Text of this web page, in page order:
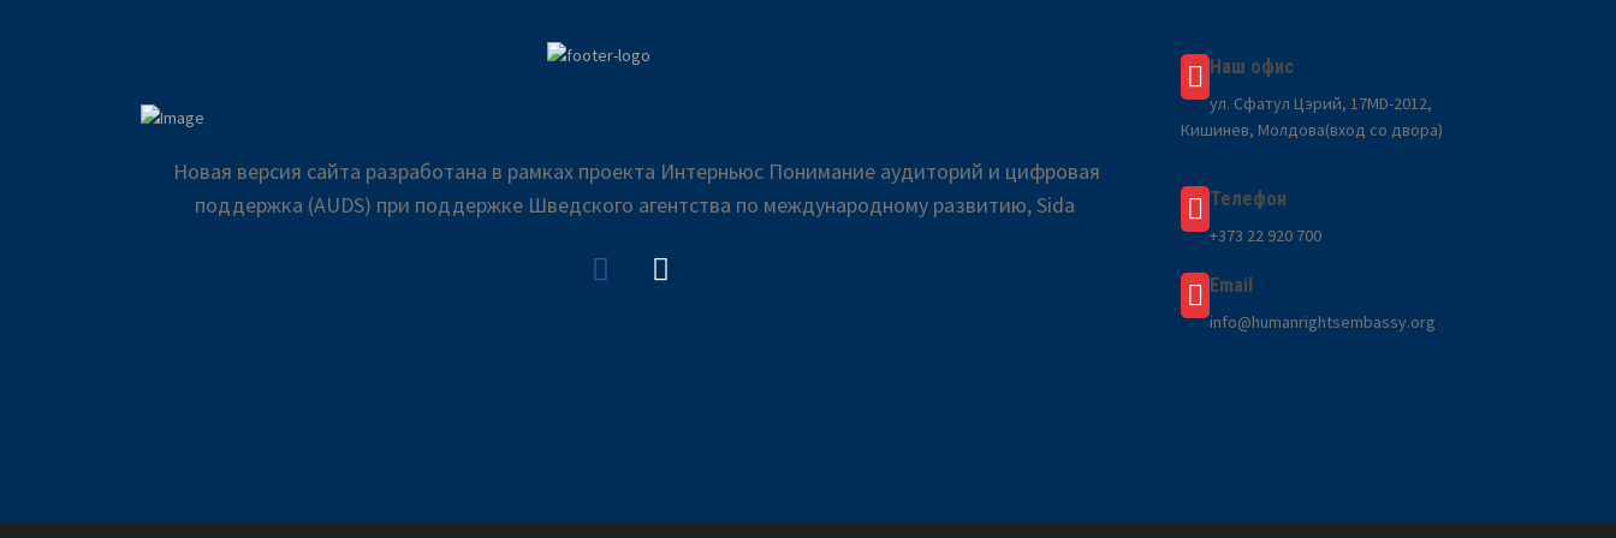
Новая версия сайта разработана в рамках проекта Интерньюс Понимание аудиторий и цифровая
поддержка (AUDS) при поддержке Шведского агентства по международному развитию, Sida
Наш офис
ул. Сфатул Цэрий, 17MD-2012,
Кишинев, Молдова(вход со двора)
Телефон
+373 22 920 700
Email
info@humanrightsembassy.org